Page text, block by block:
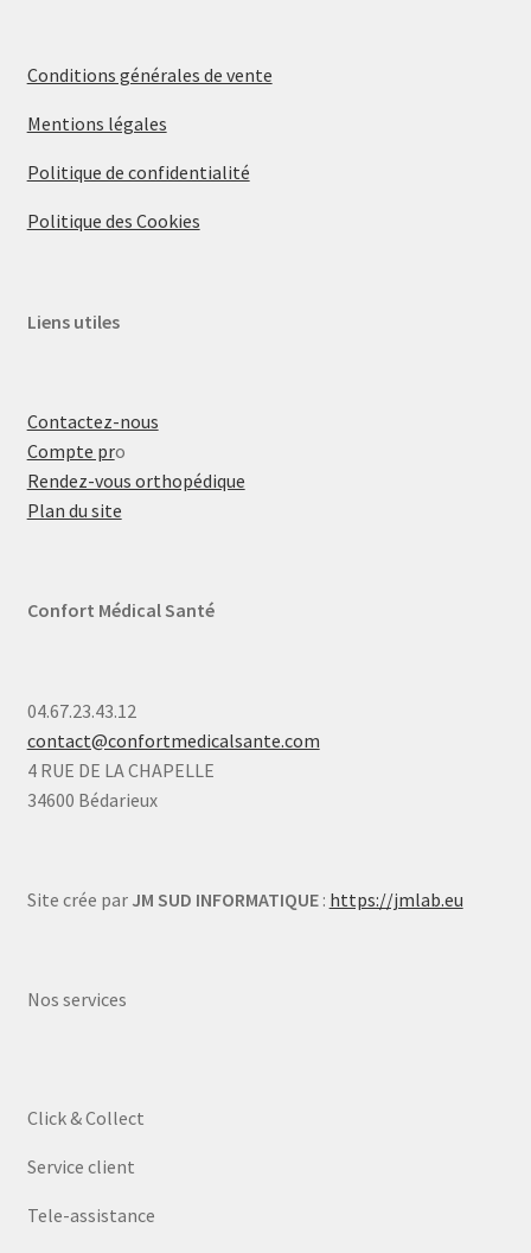
Conditions générales de vente
Mentions légales
Politique de confidentialité
Politique des Cookies
Liens utiles
Contactez-nous
Compte pro
Rendez-vous orthopédique
Plan du site
Confort Médical Santé
04.67.23.43.12
contact@confortmedicalsante.com
4 RUE DE LA CHAPELLE
34600 Bédarieux
Site crée par JM SUD INFORMATIQUE: https://jmlab.eu
Nos services
Click & Collect
Service client
Tele-assistance